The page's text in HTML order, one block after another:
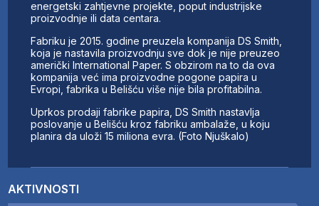
AKTIVNOSTI
energetski zahtjevne projekte, poput industrijske
proizvodnje ili data centara.
Fabriku je 2015. godine preuzela kompanija DS Smith,
koja je nastavila proizvodnju sve dok je nije preuzeo
američki International Paper. S obzirom na to da ova
kompanija već ima proizvodne pogone papira u
Evropi, fabrika u Belišću više nije bila profitabilna.
Uprkos prodaji fabrike papira, DS Smith nastavlja
poslovanje u Belišću kroz fabriku ambalaže, u koju
planira da uloži 15 miliona evra. (Foto Njuškalo)